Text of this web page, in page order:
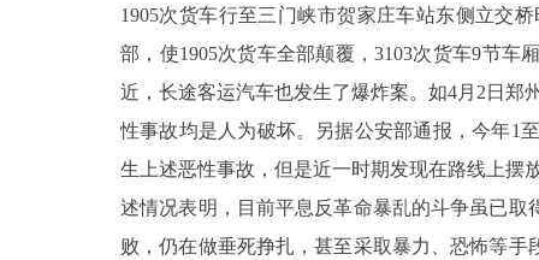
走进北京
北京概况
1905次货车行至三门峡市贺家庄车站东侧立交
部，使1905次货车全部颠覆，3103次货车9节
近，长途客运汽车也发生了爆炸案。如4月2日郑
性事故均是人为破坏。另据公安部通报，今年1
生上述恶性事故，但是近一时期发现在路线上摆
述情况表明，目前平息反革命暴乱的斗争虽已
败，仍在做垂死挣扎，甚至采取暴力、恐怖等